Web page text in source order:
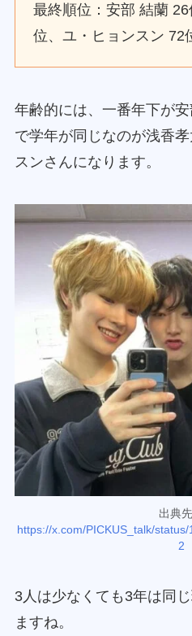
最終順位：安部 結蘭
位、ユ・ヒョンスン 72
年齢的には、一番年下が
で学年が同じなのが浅香
スンさんになります。
出典先
https://x.com/PICKUS_talk/
2
3人は少なくても3年は同
ますね。